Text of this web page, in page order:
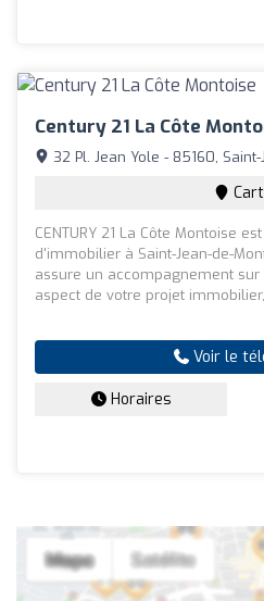
Century 21 La Côte
32 Pl. Jean Yole - 85160,
CENTURY 21 La Côte Montoise
d'immobilier à Saint-Jean-de-
assure un accompagnement
aspect de votre projet
Voir le
Horaires